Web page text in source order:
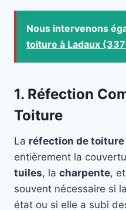
Nous intervenons
toiture à Ladaux
1. Réfection
Toiture
La réfection de toiture
entièrement la
tuiles, la charpente,
souvent nécessaire si
état ou si elle a subi